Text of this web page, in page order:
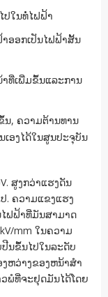
ປໃນທໍ່ໄຟຟ້າ
ອອກເປັນໄຟຟ້າສັ້ນ
ທີ່ເພີ່ມຂຶ້ນແລະການ
ນ, ຄວາມຕ້ານທານ
ອງໄດ້ໃນສູນປະຈຸບັນ
ສູງກວ່າແຮງດັນ
. ຄວາມແຂງແຮງ
ໄຟຟ້າທີ່ມັນສາມາດ
mm ໃນຄວາມ
ນຂຶ້ນໄປໃນລະດັບ
ຫວ່າງຂອງຫນ້າສໍາ
ພໍທີ່ຈະຢຸດມັນໄດ້ໂດຍ